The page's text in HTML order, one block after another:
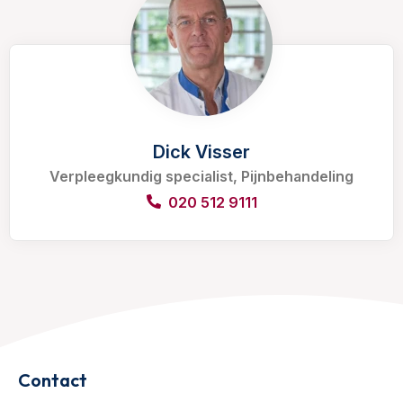
Dick Visser
Verpleegkundig specialist, Pijnbehandeling
020 512 9111
Contact